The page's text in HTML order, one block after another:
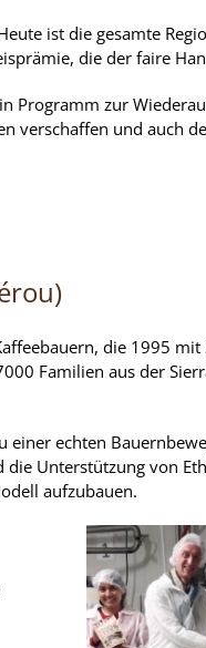
ist die gesamte
die der faire
Programm zur
verschaffen und auch
die 1995
Familien aus der
einer echten
die Unterstützung von
aufzubauen.